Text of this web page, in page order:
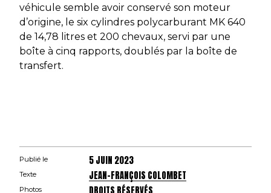
véhicule semble avoir conservé son moteur
d’origine, le six cylindres polycarburant MK 640
de 14,78 litres et 200 chevaux, servi par une
boîte à cinq rapports, doublés par la boîte de
transfert.
Publié le 5 JUIN 2023
Texte JEAN-FRANÇOIS COLOMBET
Photos